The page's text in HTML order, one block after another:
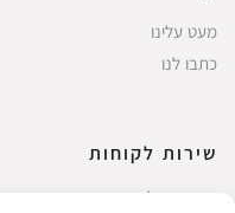
מעט עלינו
כתבו לנו
שירות לקוחות
החשבון שלי